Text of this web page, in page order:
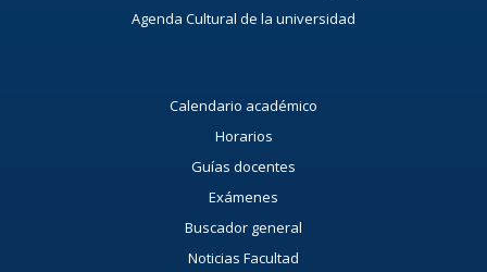
Agenda Cultural de la universidad
Calendario académico
Horarios
Guías docentes
Exámenes
Buscador general
Noticias Facultad